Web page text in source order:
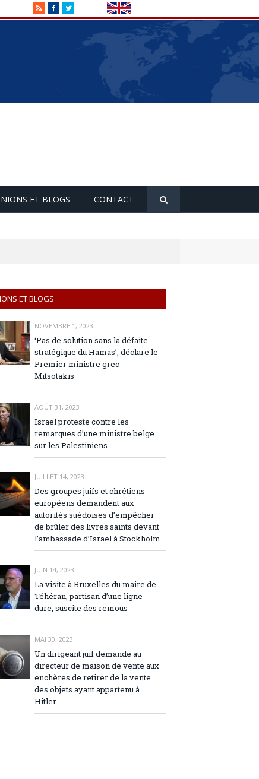
RSSFacebookTwitter
ET BLOGS CONTACT
ET BLOGS
NOVEMBRE 1, 2023
‘Pas de solution sans la défaite
stratégique du Hamas’, déclare le
Premier ministre grec
Mitsotakis
AOÛT 31, 2023
Israël proteste contre les
remarques d’une ministre belge
sur les Palestiniens
JUILLET 14, 2023
Des groupes juifs et chrétiens
européens demandent aux
autorités suédoises d’empêcher
de brûler des livres saints devant
l’ambassade d’Israël à Stockholm
JUIN 14, 2023
La visite à Bruxelles du maire de
Téhéran, partisan d’une ligne
dure, suscite des remous
MAI 30, 2023
Un dirigeant juif demande au
directeur de maison de vente aux
enchères de retirer de la vente
des objets ayant appartenu à
Hitler